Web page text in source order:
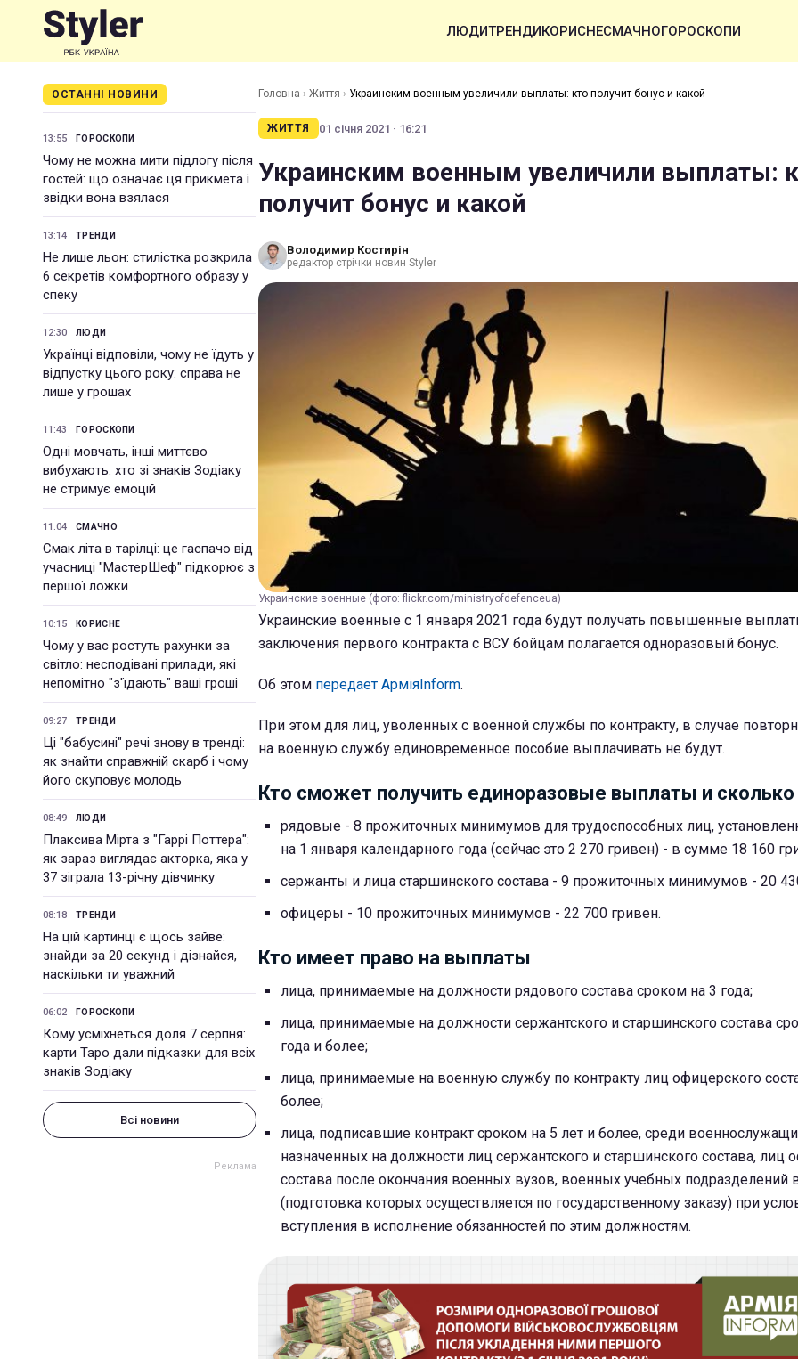
ЛЮДИТРЕНДИКОРИСНЕСМАЧНОГОРОСКОПИ
ОСТАННІ НОВИНИ
13:55 ГОРОСКОПИ
Чому не можна мити підлогу після
гостей: що означає ця прикмета і
звідки вона взялася
13:14 ТРЕНДИ
Не лише льон: стилістка розкрила
6 секретів комфортного образу у
спеку
12:30 ЛЮДИ
Українці відповіли, чому не їдуть у
відпустку цього року: справа не
лише у грошах
11:43 ГОРОСКОПИ
Одні мовчать, інші миттєво
вибухають: хто зі знаків Зодіаку
не стримує емоцій
11:04 СМАЧНО
Смак літа в тарілці: це гаспачо від
учасниці "МастерШеф" підкорює з
першої ложки
10:15 КОРИСНЕ
Чому у вас ростуть рахунки за
світло: несподівані прилади, які
непомітно "з'їдають" ваші гроші
09:27 ТРЕНДИ
Ці "бабусині" речі знову в тренді:
як знайти справжній скарб і чому
його скуповує молодь
08:49 ЛЮДИ
Плаксива Мірта з "Гаррі Поттера":
як зараз виглядає акторка, яка у
37 зіграла 13-річну дівчинку
08:18 ТРЕНДИ
На цій картинці є щось зайве:
знайди за 20 секунд і дізнайся,
наскільки ти уважний
06:02 ГОРОСКОПИ
Кому усміхнеться доля 7 серпня:
карти Таро дали підказки для всіх
знаків Зодіаку
Всі новини
Головна › Життя › Украинским военным увеличили выплаты: кто получит бонус и какой
ЖИТТЯ 01 січня 2021 · 16:21
Украинским военным увеличили выплаты:
получит бонус и какой
Володимир Костирін
редактор стрічки новин Styler
Украинские военные (фото: flickr.com/ministryofdefenceua)
Украинские военные с 1 января 2021 года будут получать повышенные
заключения первого контракта с ВСУ бойцам полагается одноразовый бонус.
Об этом передает АрміяInform.
При этом для лиц, уволенных с военной службы по контракту, в случае
на военную службу единовременное пособие выплачивать не будут.
Кто сможет получить единоразовые выплаты и сколько
рядовые - 8 прожиточных минимумов для трудоспособных лиц,
на 1 января календарного года (сейчас это 2 270 гривен) - в сумме 18 160
сержанты и лица старшинского состава - 9 прожиточных минимумов - 20
офицеры - 10 прожиточных минимумов - 22 700 гривен.
Кто имеет право на выплаты
лица, принимаемые на должности рядового состава сроком на 3 года;
лица, принимаемые на должности сержантского и старшинского состава
года и более;
лица, принимаемые на военную службу по контракту лиц офицерского
более;
лица, подписавшие контракт сроком на 5 лет и более, среди
назначенных на должности лиц сержантского и старшинского состава, лиц
состава после окончания военных вузов, военных учебных подразделений
(подготовка которых осуществляется по государственному заказу) при
вступления в исполнение обязанностей по этим должностям.